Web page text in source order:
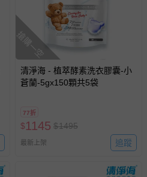
搶購一空
清淨海 - 植萃酵素洗衣膠囊-小
蒼蘭-5gx150顆共5袋
77折
$1145 $1495
最新上架 追蹤